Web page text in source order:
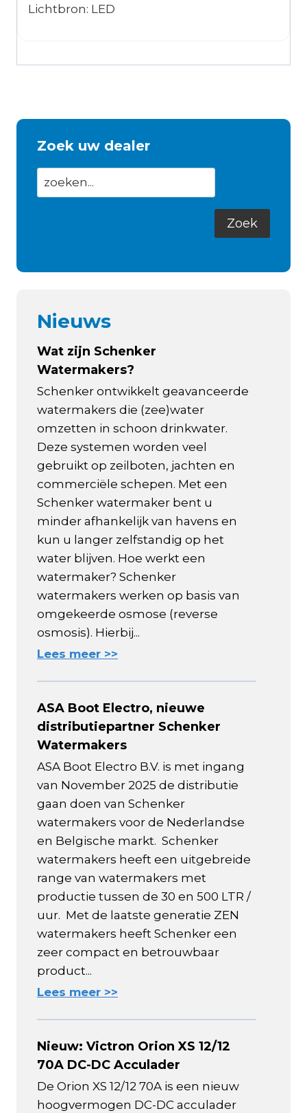
Lichtbron: LED
Zoek uw dealer
Nieuws
Wat zijn Schenker
Watermakers?
Schenker ontwikkelt geavanceerde
watermakers die (zee)water
omzetten in schoon drinkwater.
Deze systemen worden veel
gebruikt op zeilboten, jachten en
commerciële schepen. Met een
Schenker watermaker bent u
minder afhankelijk van havens en
kun u langer zelfstandig op het
water blijven. Hoe werkt een
watermaker? Schenker
watermakers werken op basis van
omgekeerde osmose (reverse
osmosis). Hierbij...
Lees meer >>
ASA Boot Electro, nieuwe
distributiepartner Schenker
Watermakers
ASA Boot Electro B.V. is met ingang
van November 2025 de distributie
gaan doen van Schenker
watermakers voor de Nederlandse
en Belgische markt. Schenker
watermakers heeft een uitgebreide
range van watermakers met
productie tussen de 30 en 500 LTR /
uur. Met de laatste generatie ZEN
watermakers heeft Schenker een
zeer compact en betrouwbaar
product...
Lees meer >>
Nieuw: Victron Orion XS 12/12
70A DC-DC Acculader
De Orion XS 12/12 70A is een nieuw
hoogvermogen DC-DC acculader